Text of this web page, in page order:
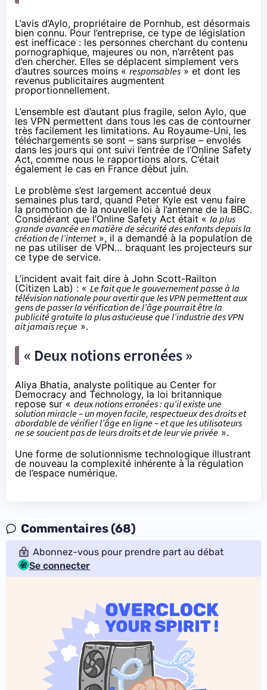
L’avis d’Aylo, propriétaire de Pornhub, est désormais
bien connu. Pour l’entreprise, ce type de législation
est inefficace : les personnes cherchant du contenu
pornographique, majeures ou non, n’arrêtent pas
d’en chercher. Elles se déplacent simplement vers
d’autres sources moins «responsables» et dont les
revenus publicitaires augmentent
proportionnellement.
L’ensemble est d’autant plus fragile, selon Aylo, que
les VPN permettent dans tous les cas de contourner
très facilement les limitations. Au Royaume-Uni, les
téléchargements se sont – sans surprise – envolés
dans les jours qui ont suivi l’entrée de l’Online Safety
Act, comme nous le rapportions alors. C’était
également le cas en France début juin.
Le problème s’est largement accentué deux
semaines plus tard, quand Peter Kyle est venu faire
la promotion de la nouvelle loi à l’antenne de la BBC.
Considérant que l’Online Safety Act était « la plus
grande avancée en matière de sécurité des enfants depuis la
création de l’internet», il a demandé à la population de
ne pas utiliser de VPN… braquant les projecteurs sur
ce type de service.
L’incident avait fait dire à John Scott-Railton
(Citizen Lab) : « Le fait que le gouvernement passe à la
télévision nationale pour avertir que les VPN permettent aux
gens de passer la vérification de l’âge pourrait être la
publicité gratuite la plus astucieuse que l’industrie des VPN
ait jamais reçue ».
« Deux notions erronées »
Aliya Bhatia, analyste politique au Center for
Democracy and Technology, la loi britannique
repose sur « deux notions erronées : qu’il existe une
solution miracle – un moyen facile, respectueux des droits et
abordable de vérifier l’âge en ligne – et que les utilisateurs
ne se soucient pas de leurs droits et de leur vie privée ».
Une forme de solutionnisme technologique illustrant
de nouveau la complexité inhérente à la régulation
de l’espace numérique.
Commentaires (68)
Abonnez-vous pour prendre part au débat
Se connecter